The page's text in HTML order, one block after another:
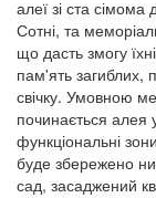
алеї зі ста
Сотні, та
що дасть змогу
пам'ять загиблих,
свічку. Умовною
починається алея
функціональні
буде збережено
сад, засаджений